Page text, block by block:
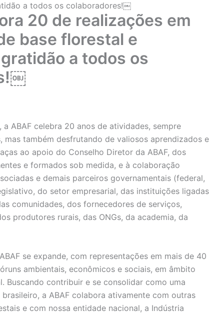
a todos os colaboradores!￼
20 de realizações em
base florestal e
a todos os
ABAF celebra 20 anos de atividades, sempre
mas também desfrutando de valiosos aprendizados e
ao apoio do Conselho Diretor da ABAF, dos
e formados sob medida, e à colaboração
e demais parceiros governamentais (federal,
do setor empresarial, das instituições ligadas
comunidades, dos fornecedores de serviços,
produtores rurais, das ONGs, da academia, da
se expande, com representações em mais de 40
ambientais, econômicos e sociais, em âmbito
Buscando contribuir e se consolidar como uma
a ABAF colabora ativamente com outras
e com nossa entidade nacional, a Indústria